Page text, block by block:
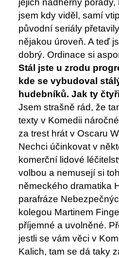
jsem kdy viděl, samí
původní seriály
nějakou úroveň. A teď
dobrý. Ordinace si
Stál jste u zrodu
kde se vybudoval
hudebníků. Jak ty
Jsem strašně rád, že
texty v Komedii
za trest hrát v Oscaru
Nechci účinkovat v
komerční lidové
volbou a nemusejí si
německého dramatika
parafráze
kolegou Martinem
příjemné a uvolněné.
jestli se vám věci v
Kalich, tam se dá taky